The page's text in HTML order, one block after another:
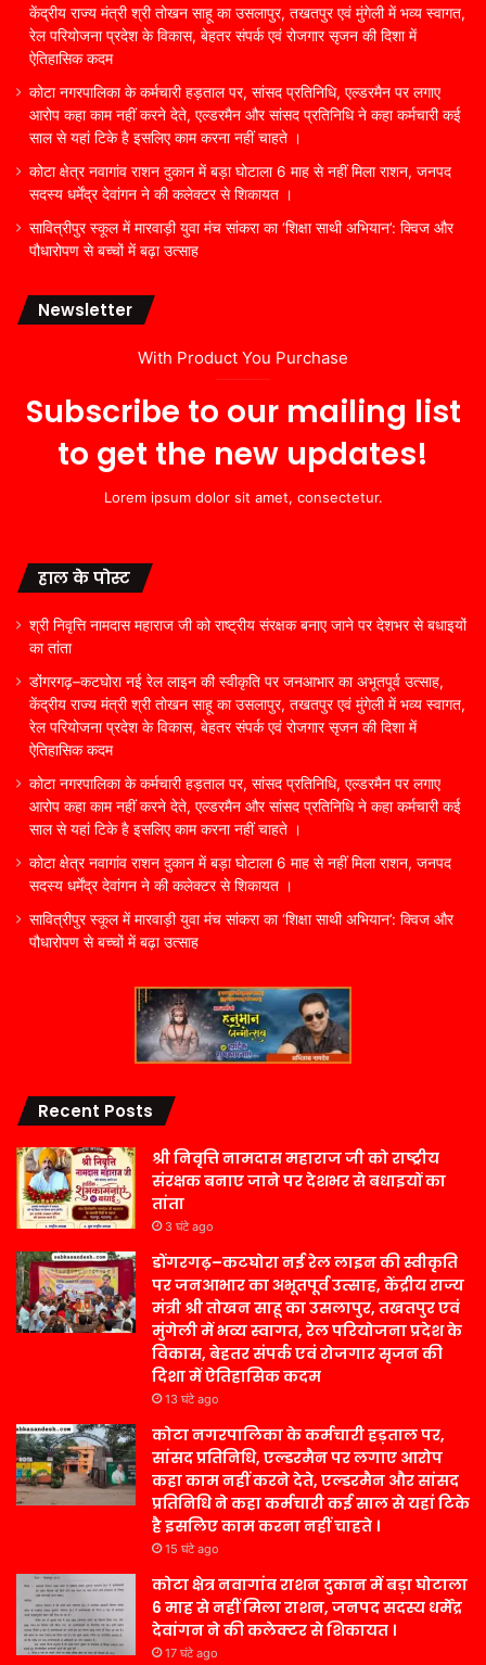
केंद्रीय राज्य मंत्री श्री तोखन साहू का उसलापुर, तखतपुर एवं मुंगेली में भव्य स्वागत,
रेल परियोजना प्रदेश के विकास, बेहतर संपर्क एवं रोजगार सृजन की दिशा में
ऐतिहासिक कदम
कोटा नगरपालिका के कर्मचारी हड़ताल पर, सांसद प्रतिनिधि, एल्डरमैन पर लगाए
आरोप कहा काम नहीं करने देते, एल्डरमैन और सांसद प्रतिनिधि ने कहा कर्मचारी कई
साल से यहां टिके है इसलिए काम करना नहीं चाहते ।
कोटा क्षेत्र नवागांव राशन दुकान में बड़ा घोटाला 6 माह से नहीं मिला राशन, जनपद
सदस्य धर्मेंद्र देवांगन ने की कलेक्टर से शिकायत ।
सावित्रीपुर स्कूल में मारवाड़ी युवा मंच सांकरा का ‘शिक्षा साथी अभियान’: क्विज और
पौधारोपण से बच्चों में बढ़ा उत्साह
Newsletter
With Product You Purchase
Subscribe to our mailing list
to get the new updates!
Lorem ipsum dolor sit amet, consectetur.
हाल के पोस्ट
श्री निवृत्ति नामदास महाराज जी को राष्ट्रीय संरक्षक बनाए जाने पर देशभर से बधाइयों
का तांता
डोंगरगढ़–कटघोरा नई रेल लाइन की स्वीकृति पर जनआभार का अभूतपूर्व उत्साह,
केंद्रीय राज्य मंत्री श्री तोखन साहू का उसलापुर, तखतपुर एवं मुंगेली में भव्य स्वागत,
रेल परियोजना प्रदेश के विकास, बेहतर संपर्क एवं रोजगार सृजन की दिशा में
ऐतिहासिक कदम
कोटा नगरपालिका के कर्मचारी हड़ताल पर, सांसद प्रतिनिधि, एल्डरमैन पर लगाए
आरोप कहा काम नहीं करने देते, एल्डरमैन और सांसद प्रतिनिधि ने कहा कर्मचारी कई
साल से यहां टिके है इसलिए काम करना नहीं चाहते ।
कोटा क्षेत्र नवागांव राशन दुकान में बड़ा घोटाला 6 माह से नहीं मिला राशन, जनपद
सदस्य धर्मेंद्र देवांगन ने की कलेक्टर से शिकायत ।
सावित्रीपुर स्कूल में मारवाड़ी युवा मंच सांकरा का ‘शिक्षा साथी अभियान’: क्विज और
पौधारोपण से बच्चों में बढ़ा उत्साह
Recent Posts
श्री निवृत्ति नामदास महाराज जी को राष्ट्रीय
संरक्षक बनाए जाने पर देशभर से बधाइयों का
तांता
3 घंटे ago
डोंगरगढ़–कटघोरा नई रेल लाइन की स्वीकृति
पर जनआभार का अभूतपूर्व उत्साह, केंद्रीय राज्य
मंत्री श्री तोखन साहू का उसलापुर, तखतपुर एवं
मुंगेली में भव्य स्वागत, रेल परियोजना प्रदेश के
विकास, बेहतर संपर्क एवं रोजगार सृजन की
दिशा में ऐतिहासिक कदम
13 घंटे ago
कोटा नगरपालिका के कर्मचारी हड़ताल पर,
सांसद प्रतिनिधि, एल्डरमैन पर लगाए आरोप
कहा काम नहीं करने देते, एल्डरमैन और सांसद
प्रतिनिधि ने कहा कर्मचारी कई साल से यहां टिके
है इसलिए काम करना नहीं चाहते ।
15 घंटे ago
कोटा क्षेत्र नवागांव राशन दुकान में बड़ा घोटाला
6 माह से नहीं मिला राशन, जनपद सदस्य धर्मेंद्र
देवांगन ने की कलेक्टर से शिकायत ।
17 घंटे ago